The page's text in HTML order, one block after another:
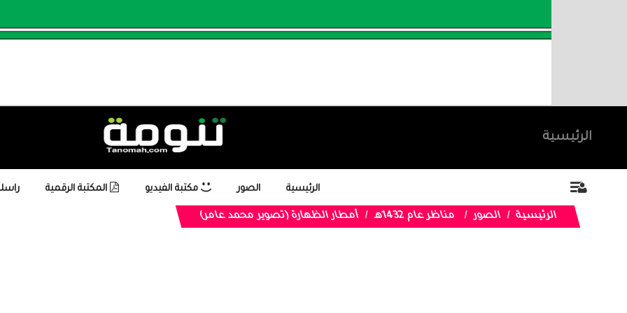
الرئيسية
الرئيسية الصور مكتبة الفيديو المكتبة الرقمية
الرئيسية الصور مناظر عام 1432هـ أمطار الظهارة (تصوير محمد عامر)